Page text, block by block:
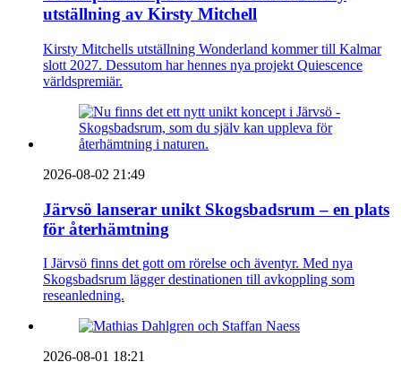
utställning av Kirsty Mitchell
Kirsty Mitchells utställning Wonderland kommer till Kalmar
slott 2027. Dessutom har hennes nya projekt Quiescence
världspremiär.
2026-08-02 21:49
Järvsö lanserar unikt Skogsbadsrum – en plats
för återhämtning
I Järvsö finns det gott om rörelse och äventyr. Med nya
Skogsbadsrum lägger destinationen till avkoppling som
reseanledning.
2026-08-01 18:21